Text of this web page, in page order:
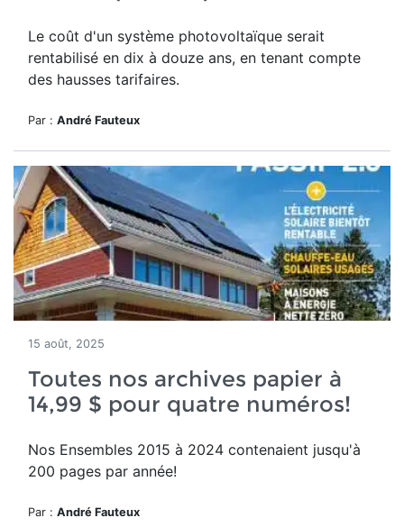
Le coût d'un système photovoltaïque serait
rentabilisé en dix à douze ans, en tenant compte
des hausses tarifaires.
Par : André Fauteux
15 août, 2025
Toutes nos archives papier à
14,99 $ pour quatre numéros!
Nos Ensembles 2015 à 2024 contenaient jusqu'à
200 pages par année!
Par : André Fauteux